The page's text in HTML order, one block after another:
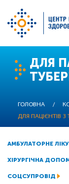
основного
ДЛЯ
ГОЛОВНА /
ДЛЯ ПАЦІЄНТІВ З
АМБУЛАТОРНЕ
ХІРУРГІЧНА
СОЦСУПРОВІД